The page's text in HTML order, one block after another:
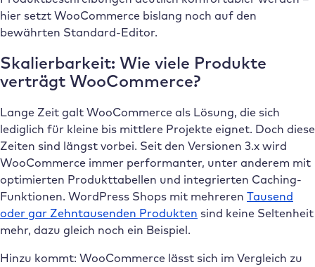
hier setzt WooCommerce bislang noch auf den
bewährten Standard-Editor.
Skalierbarkeit: Wie viele Produkte
verträgt WooCommerce?
Lange Zeit galt WooCommerce als Lösung, die sich
lediglich für kleine bis mittlere Projekte eignet. Doch diese
Zeiten sind längst vorbei. Seit den Versionen 3.x wird
WooCommerce immer performanter, unter anderem mit
optimierten Produkttabellen und integrierten Caching-
Funktionen. WordPress Shops mit mehreren Tausend
oder gar Zehntausenden Produkten sind keine Seltenheit
mehr, dazu gleich noch ein Beispiel.
Hinzu kommt: WooCommerce lässt sich im Vergleich zu